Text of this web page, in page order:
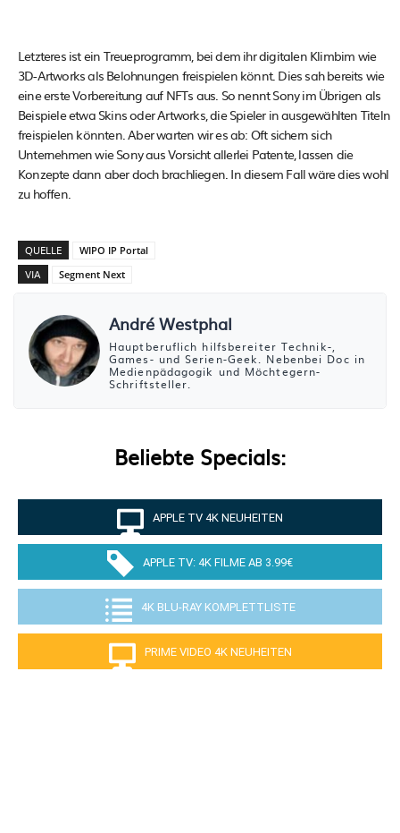
Letzteres ist ein Treueprogramm, bei dem ihr digitalen Klimbim wie
3D-Artworks als Belohnungen freispielen könnt. Dies sah bereits wie
eine erste Vorbereitung auf NFTs aus. So nennt Sony im Übrigen als
Beispiele etwa Skins oder Artworks, die Spieler in ausgewählten Titeln
freispielen könnten. Aber warten wir es ab: Oft sichern sich
Unternehmen wie Sony aus Vorsicht allerlei Patente, lassen die
Konzepte dann aber doch brachliegen. In diesem Fall wäre dies wohl
zu hoffen.
QUELLE WIPO IP Portal
VIA Segment Next
André Westphal
Hauptberuflich hilfsbereiter Technik-,
Games- und Serien-Geek. Nebenbei Doc in
Medienpädagogik und Möchtegern-
Schriftsteller.
Beliebte Specials:
APPLE TV 4K NEUHEITEN
APPLE TV: 4K FILME AB 3.99€
4K BLU-RAY KOMPLETTLISTE
PRIME VIDEO 4K NEUHEITEN